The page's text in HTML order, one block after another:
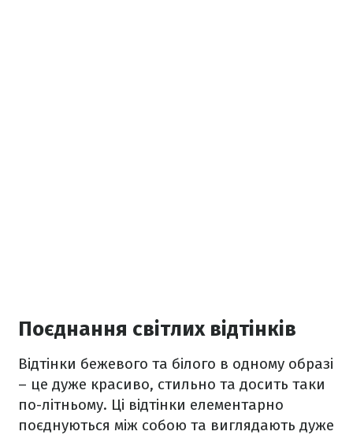
Поєднання світлих відтінків
Відтінки бежевого та білого в одному образі
– це дуже красиво, стильно та досить таки
по-літньому. Ці відтінки елементарно
поєднуються між собою та виглядають дуже